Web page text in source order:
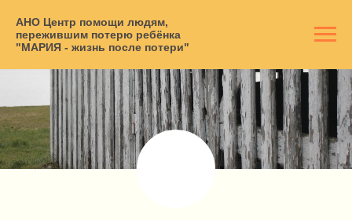
АНО Центр помощи людям,
пережившим потерю ребёнка
"МАРИЯ - жизнь после потери"